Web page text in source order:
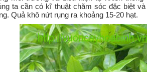
ta cần có kĩ thuật chăm sóc đặc biệt
Quả khô nứt rụng ra khoảng 15-20 hạt.